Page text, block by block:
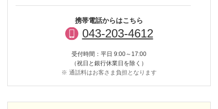
携帯電話からはこちら
043-203-4612
受付時間：平日 9:00～17:00
（祝日と銀行休業日を除く）
※ 通話料はお客さま負担となります